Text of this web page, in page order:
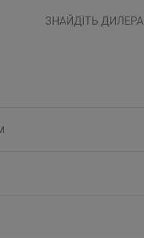
ЗНАЙДІТЬ ДИЛЕРА